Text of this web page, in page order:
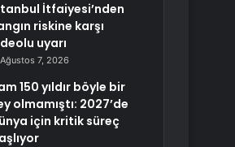
İtfaiyesi’nden
riskine karşı
uyarı
Ağustos 7, 2026
150 yıldır böyle bir
olmamıştı: 2027’de
için kritik süreç